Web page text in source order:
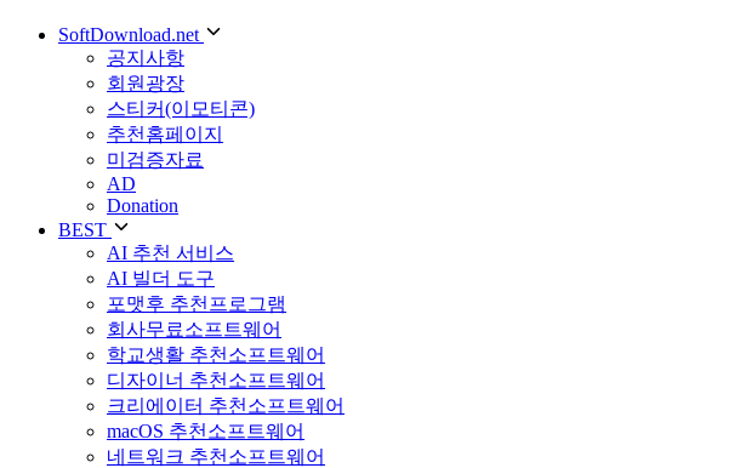
SoftDownload.net
공지사항
회원광장
스티커(이모티콘)
추천홈페이지
미검증자료
AD
Donation
BEST
AI 추천 서비스
AI 빌더 도구
포맷후 추천프로그램
회사무료소프트웨어
학교생활 추천소프트웨어
디자이너 추천소프트웨어
크리에이터 추천소프트웨어
macOS 추천소프트웨어
네트워크 추천소프트웨어